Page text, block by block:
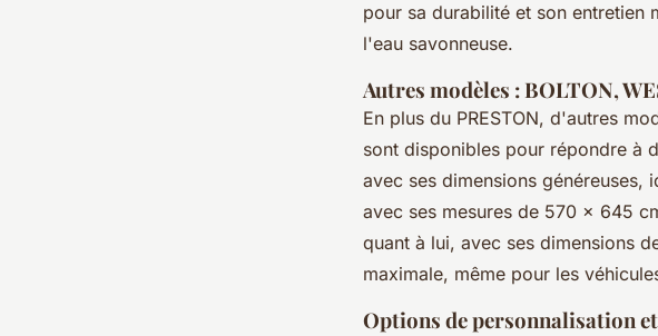
pour sa durabilité et son entretien
l'eau savonneuse.
Autres modèles : BOLTON,
En plus du PRESTON, d'autres
sont disponibles pour répondre à
avec ses dimensions généreuses,
avec ses mesures de 570 x 645
quant à lui, avec ses dimensions
maximale, même pour les
Options de personnalisation